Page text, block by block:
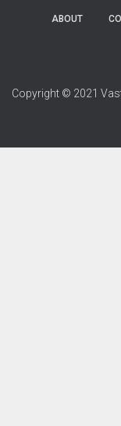
ABOUT
Copyright © 2021